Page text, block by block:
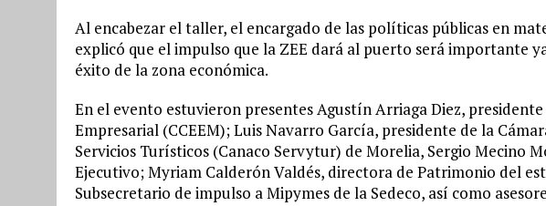
Al encabezar el taller, el encargado de las políticas públicas en
explicó que el impulso que la ZEE dará al puerto será importante
éxito de la zona económica.
En el evento estuvieron presentes Agustín Arriaga Diez,
Empresarial (CCEEM); Luis Navarro García, presidente de la
Servicios Turísticos (Canaco Servytur) de Morelia, Sergio Mecino
Ejecutivo; Myriam Calderón Valdés, directora de Patrimonio del
Subsecretario de impulso a Mipymes de la Sedeco, así como